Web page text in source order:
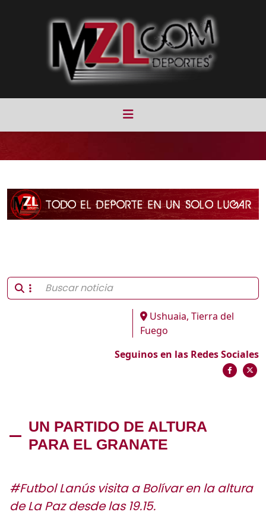
Ushuaia, Tierra del
Fuego
Seguinos en las Redes Sociales
UN PARTIDO DE ALTURA
PARA EL GRANATE
#Futbol Lanús visita a Bolívar en la altura
de La Paz desde las 19.15.